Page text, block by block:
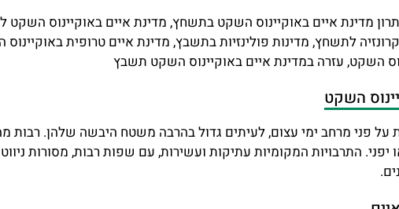
מדינת איים באוקיינוס השקט בתשחץ, מדינת איים באוקיינוס השקט
לתשחץ, מדינות פולינזיות בתשבץ, מדינת איים טרופית
השקט, עזרה במדינת איים באוקיינוס השקט תשבץ
השקט
על פני מרחב ימי עצום, לעיתים גדול בהרבה משטח היבשה שלהן.
יפני. התרבויות המקומיות עתיקות ועשירות, עם שפות רבות, מסורות